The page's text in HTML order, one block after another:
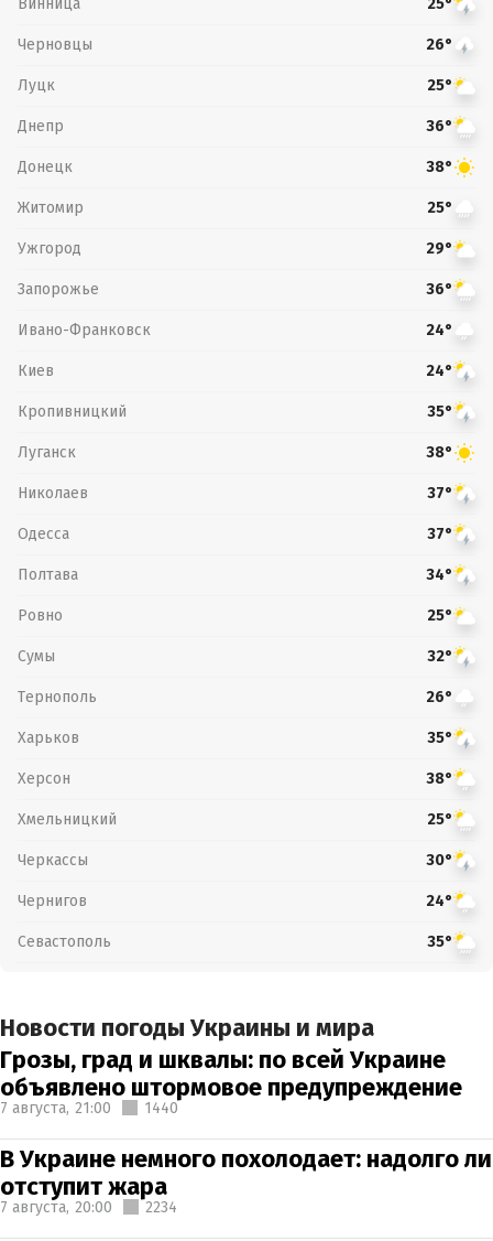
25°
Черновцы 26°
Луцк 25°
Днепр 36°
Донецк 38°
Житомир 25°
Ужгород 29°
Запорожье 36°
Ивано-Франковск 24°
Киев 24°
Кропивницкий 35°
Луганск 38°
Николаев 37°
Одесса 37°
Полтава 34°
Ровно 25°
Сумы 32°
Тернополь 26°
Харьков 35°
Херсон 38°
Хмельницкий 25°
Черкассы 30°
Чернигов 24°
Севастополь 35°
Новости погоды Украины и мира
Грозы, град и шквалы: по всей Украине
объявлено штормовое предупреждение
7 августа, 21:00 1440
В Украине немного похолодает: надолго ли
отступит жара
7 августа, 20:00 2234